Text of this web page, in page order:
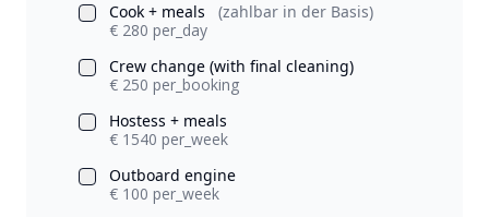
Cook + meals
(zahlbar in der Basis)
€ 280 per_day
Crew change (with final cleaning)
€ 250 per_booking
Hostess + meals
€ 1540 per_week
Outboard engine
€ 100 per_week